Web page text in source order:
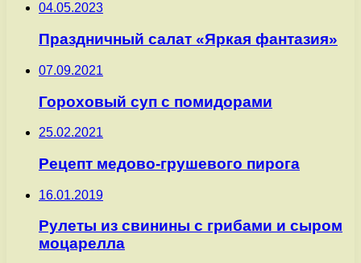
04.05.2023
Праздничный салат «Яркая фантазия»
07.09.2021
Гороховый суп с помидорами
25.02.2021
Рецепт медово-грушевого пирога
16.01.2019
Рулеты из свинины с грибами и сыром
моцарелла